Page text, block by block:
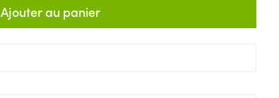
Ajouter au panier